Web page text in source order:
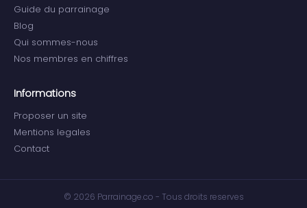
Guide du parrainage
Blog
Qui sommes-nous
Nos membres en chiffres
Informations
Proposer un site
Mentions legales
Contact
© 2026 Parrainage.co - Tous droits reserves